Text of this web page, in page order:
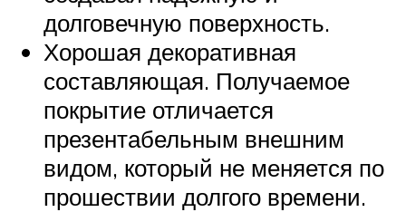
долговечную поверхность.
Хорошая декоративная
составляющая. Получаемое
покрытие отличается
презентабельным внешним
видом, который не меняется по
прошествии долгого времени.